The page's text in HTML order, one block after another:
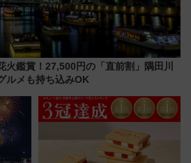
火鑑賞！27,500円の「直前割」隅田川
ルメも持ち込みOK